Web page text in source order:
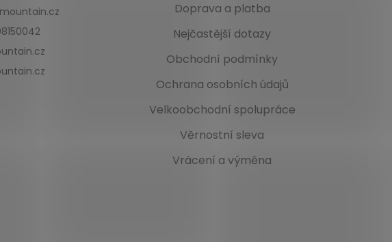
Doprava a platba
Nejčastější dotazy
Obchodní podmínky
Ochrana osobních údajů
Velkoobchodní spolupráce
Věrnostní sleva
Vrácení a výměna